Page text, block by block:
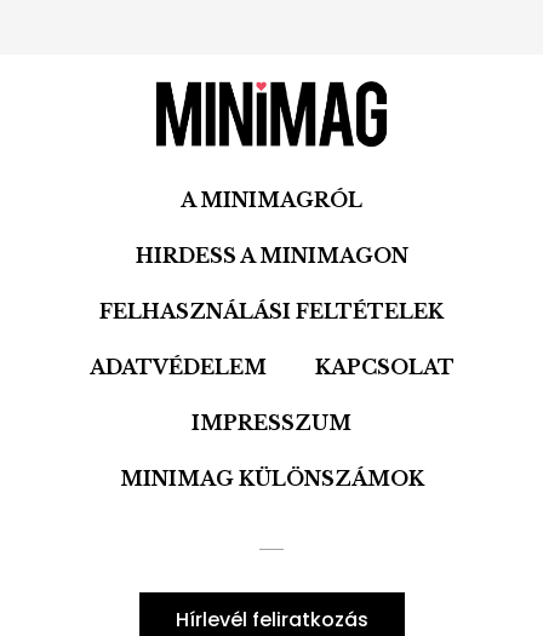
A MINIMAGRÓL
HIRDESS A MINIMAGON
FELHASZNÁLÁSI FELTÉTELEK
ADATVÉDELEM KAPCSOLAT
IMPRESSZUM
MINIMAG KÜLÖNSZÁMOK
Hírlevél feliratkozás